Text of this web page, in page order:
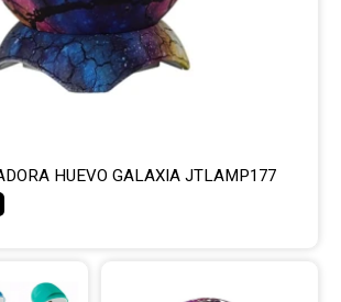
HUEVO GALAXIA JTLAMP177